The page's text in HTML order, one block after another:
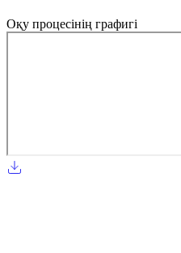
Оқу процесінің графигі